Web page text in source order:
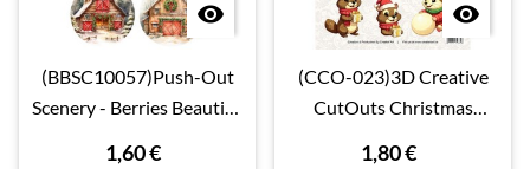

(BBSC10057)Push-Out
Scenery - Berries Beauties
1,60 €

(CCO-023)3D Creative
CutOuts Christmas
1,80 €